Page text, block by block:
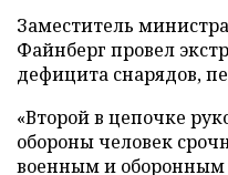
Заместитель
Файнберг провел
дефицита снарядов,
«Второй в цепочке
обороны человек
военным и оборонным